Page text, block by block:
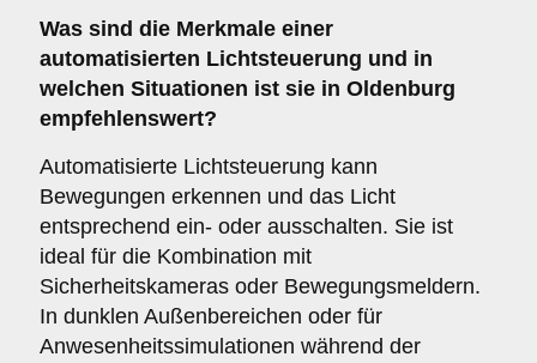
Was sind die Merkmale einer
automatisierten Lichtsteuerung und in
welchen Situationen ist sie in Oldenburg
empfehlenswert?
Automatisierte Lichtsteuerung kann
Bewegungen erkennen und das Licht
entsprechend ein- oder ausschalten. Sie ist
ideal für die Kombination mit
Sicherheitskameras oder Bewegungsmeldern.
In dunklen Außenbereichen oder für
Anwesenheitssimulationen während der